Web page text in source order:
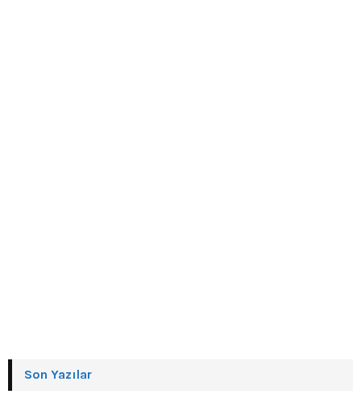
Son Yazılar